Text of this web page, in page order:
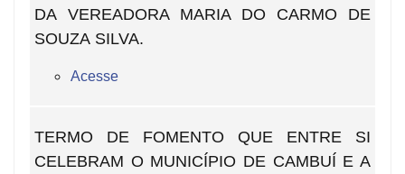
DA VEREADORA MARIA DO CARMO DE
SOUZA SILVA.
Acesse
TERMO DE FOMENTO QUE ENTRE SI
CELEBRAM O MUNICÍPIO DE CAMBUÍ E A